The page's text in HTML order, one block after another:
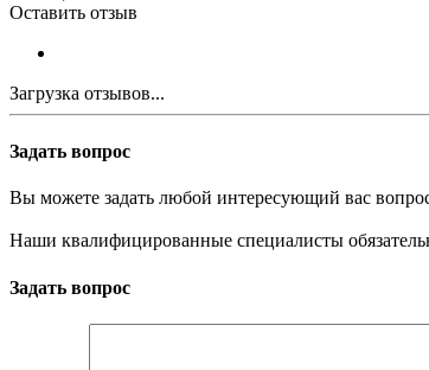
Оставить отзыв
Загрузка отзывов...
Задать вопрос
Вы можете задать любой интересующий вас
Наши квалифицированные специалисты
Задать вопрос